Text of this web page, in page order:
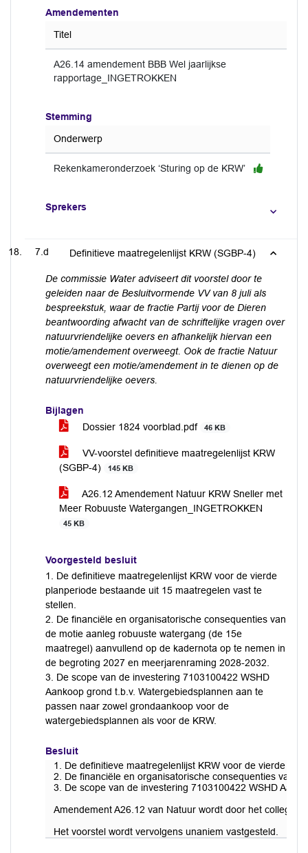
Amendementen
Titel
A26.14 amendement BBB Wel jaarlijkse
rapportage_INGETROKKEN
Stemming
Onderwerp
Rekenkameronderzoek ‘Sturing op de KRW’
Sprekers
7.d Definitieve maatregelenlijst KRW (SGBP-4)
De commissie Water adviseert dit voorstel door te
geleiden naar de Besluitvormende VV van 8 juli als
bespreekstuk, waar de fractie Partij voor de Dieren
beantwoording afwacht van de schriftelijke vragen over
natuurvriendelijke oevers en afhankelijk hiervan een
motie/amendement overweegt. Ook de fractie Natuur
overweegt een motie/amendement in te dienen op de
natuurvriendelijke oevers.
Bijlagen
Dossier 1824 voorblad.pdf
46 KB
VV-voorstel definitieve maatregelenlijst KRW
(SGBP-4)
145 KB
A26.12 Amendement Natuur KRW Sneller met
Meer Robuuste Watergangen_INGETROKKEN
45 KB
Voorgesteld besluit
1. De definitieve maatregelenlijst KRW voor de vierde
planperiode bestaande uit 15 maatregelen vast te
stellen.
2. De financiële en organisatorische consequenties van
de motie aanleg robuuste watergang (de 15e
maatregel) aanvullend op de kadernota op te nemen in
de begroting 2027 en meerjarenraming 2028-2032.
3. De scope van de investering 7103100422 WSHD
Aankoop grond t.b.v. Watergebiedsplannen aan te
passen naar zowel grondaankoop voor de
watergebiedsplannen als voor de KRW.
Besluit
1. De definitieve maatregelenlijst KRW voor de vierde
2. De financiële en organisatorische consequenties van
3. De scope van de investering 7103100422 WSHD
Amendement A26.12 van Natuur wordt door het college
Het voorstel wordt vervolgens unaniem vastgesteld.